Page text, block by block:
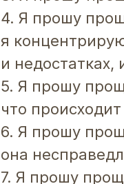
4. Я прошу
я
и недостатках,
5. Я прошу
что
6. Я прошу
она
7. Я прошу